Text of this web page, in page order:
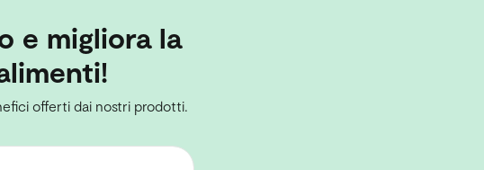
e migliora la
offerti dai nostri prodotti.